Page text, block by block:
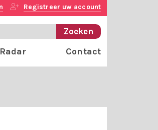
Registreer uw account
Contact